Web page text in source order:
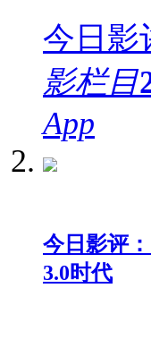
今日影
影栏目
App
今日影评
3.0时代